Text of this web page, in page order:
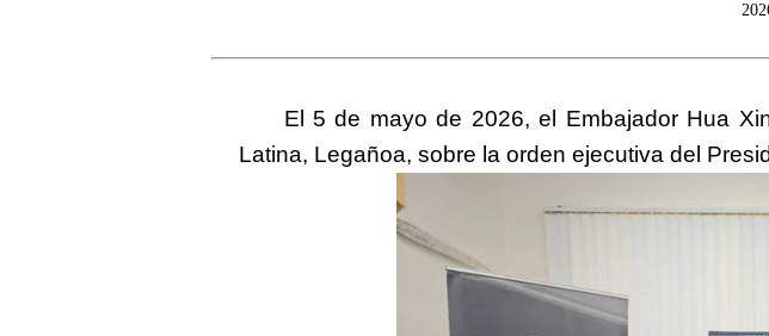
El 5 de mayo de 2026,el Embajador Hua
Latina, Legañoa, sobre la orden ejecutiva del